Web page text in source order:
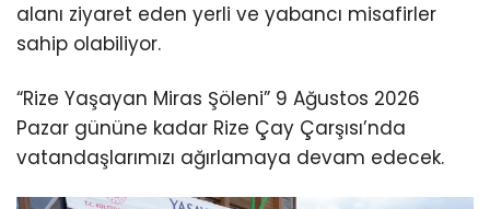
alanı ziyaret eden yerli ve yabancı misafirler
sahip olabiliyor.
“Rize Yaşayan Miras Şöleni” 9 Ağustos 2026
Pazar gününe kadar Rize Çay Çarşısı’nda
vatandaşlarımızı ağırlamaya devam edecek.